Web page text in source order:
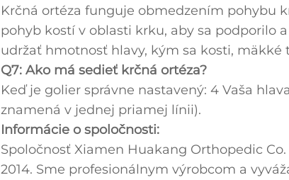
Krčná ortéza funguje obmedzením pohybu
pohyb kostí v oblasti krku, aby sa podporilo
udržať hmotnosť hlavy, kým sa kosti, mäkké
Q7: Ako má sedieť krčná ortéza?
Keď je golier správne nastavený: 4 Vaša
znamená v jednej priamej línii).
Informácie o spoločnosti:
Spoločnosť Xiamen Huakang Orthopedic
2014. Sme profesionálnym výrobcom a